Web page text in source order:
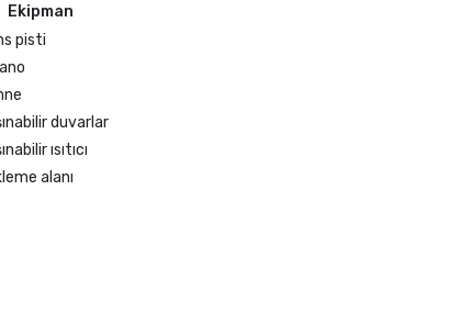
Ekipman
pisti
duvarlar
ısıtıcı
alanı